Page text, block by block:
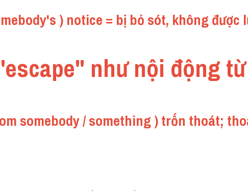
) notice = bị bỏ sót, không được
như nội động từ
somebody / something ) trốn thoát;